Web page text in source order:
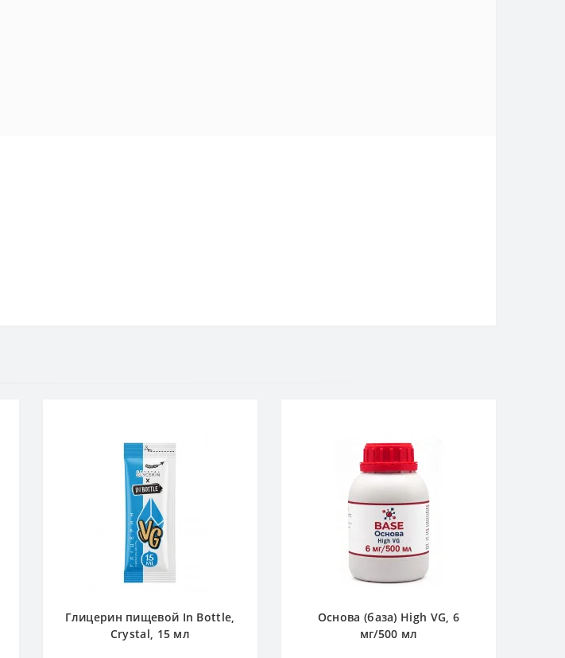
Глицерин пищевой In Bottle,
Crystal, 15 мл
Основа (база) High VG, 6
мг/500 мл